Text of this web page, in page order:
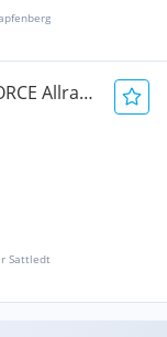
Allrad
Sattledt